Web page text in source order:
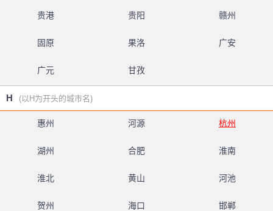
贵港 贵阳 赣州
固原 果洛 广安
广元 甘孜
H (以H为开头的城市名)
惠州 河源 杭州
湖州 合肥 淮南
淮北 黄山 河池
贺州 海口 邯郸